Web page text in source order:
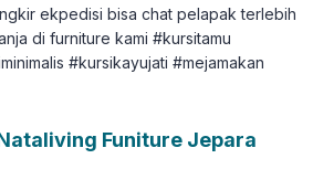
ekpedisi bisa chat pelapak terlebih
di furniture kami #kursitamu
#kursikayujati #mejamakan
Funiture Jepara